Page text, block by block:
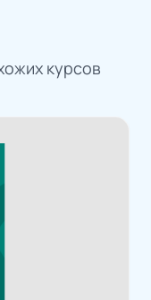
курсов